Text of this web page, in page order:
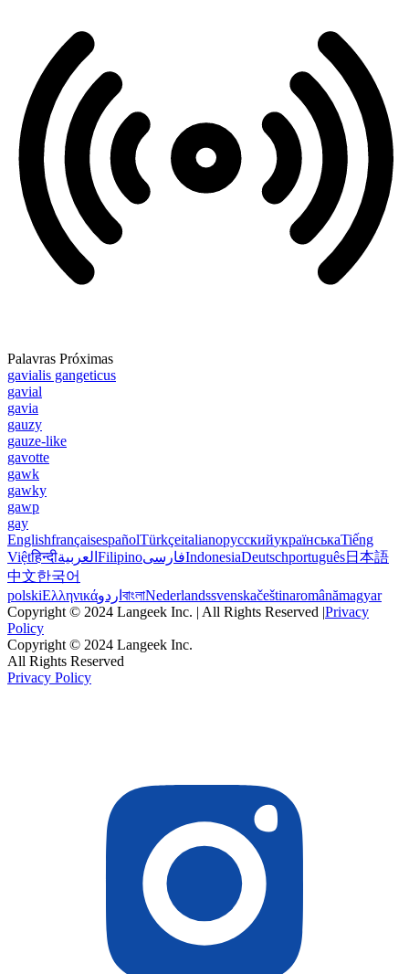
Palavras Próximas
gavialis gangeticus
gavial
gavia
gauzy
gauze-like
gavotte
gawk
gawky
gawp
gay
EnglishfrançaisespañolTürkçeitalianoрусскийукраїнськаTiếng
Việtहिन्दीالعربية FilipinoفارسیIndonesiaDeutschportuguês日本語
中文한국어
polskiΕλληνικάاردو বাংলাNederlandssvenskačeštinaromânămagyar
Copyright © 2024 Langeek Inc. | All Rights Reserved |Privacy
Policy
Copyright © 2024 Langeek Inc.
All Rights Reserved
Privacy Policy